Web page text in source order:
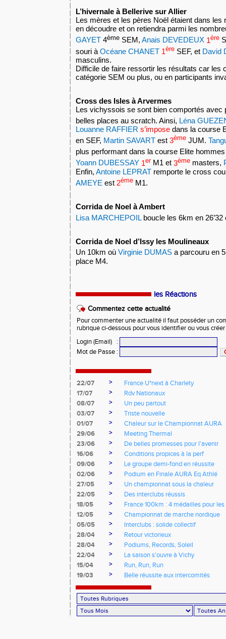
L’hivernale à Bellerive sur Allier
Les mères et les pères Noël étaient dans les
en découdre et on retiendra parmi les
GAYET 4ème SEM, Anais DEVEDEUX 1ère
souri à Océane CHANET 1ère SEF, et David
masculins.
Difficile de faire ressortir les résultats car les
catégorie SEM ou plus, ou en participants
Cross des Isles à Arvermes
Les vichyssois se sont bien comportés avec
belles places au scratch. Ainsi, Léna
Louanne RAFFIER s’impose dans la course
en SEF, Martin SAVART est 3ème JUM.
plus performant dans la course Elite
Yoann DUBESSAY 1er M1 et 3ème masters,
Enfin, Antoine LEPRAT remporte le cross
AMEYE est 2ème M1.
Corrida de Noel à Ambert
Lisa MARCHEPOILboucle les 6km en
Corrida de Noel d’Issy les Moulineaux
Un 10km où Virginie DUMAS a parcouru en
place M4.
les Réactions
Commentez cette actualité
Pour commenter une actualité il faut posséder un
rubrique ci-dessous pour vous identifier ou vous
Login (Email)
:
Mot de Passe :
22/07 >
France U*next à Charlety
17/07
>
Rdv Nationaux
08/07
>
Un peu partout
03/07
>
Triste nouvelle
01/07
>
Chaleur sur le Championnat AURA
29/06
>
Meeting Thermal
23/06
>
De belles promesses pour l'avenir
16/06
>
Conditions propices à la perf
09/06
>
Le groupe demi-fond en réussite
02/06
>
Podium en Finale AURA Eq Athlé
27/05
>
Un championnat sous la chaleur
22/05
>
Des interclubs réussis
18/05
>
France 100km : 4 médailles pour
12/05
>
Championnat de marche nordique
05/05
>
Interclubs : solide collectif
28/04
>
Retour victorieux
28/04
>
Podiums, Records, Soleil
22/04
>
La saison s'ouvre à Vichy
15/04
>
Run, Run, Run
19/03
> Belle réussite aux intercomités